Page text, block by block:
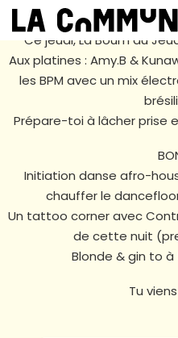
VOIR
Ce jeudi, La Boum du
Aux platines : Amy.B &
les BPM avec un mix
Prépare-toi à lâcher prise
Initiation danse afro-
chauffer le
Un tattoo corner avec
de cette nuit
Blonde & gin to
Tu